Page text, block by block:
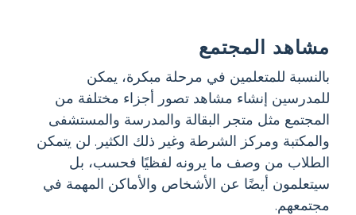
مشاهد المجتمع
بالنسبة للمتعلمين في مرحلة مبكرة، يمكن
للمدرسين إنشاء مشاهد تصور أجزاء مختلفة من
المجتمع مثل متجر البقالة والمدرسة والمستشفى
والمكتبة ومركز الشرطة وغير ذلك الكثير. لن يتمكن
الطلاب من وصف ما يرونه لفظيًا فحسب، بل
سيتعلمون أيضًا عن الأشخاص والأماكن المهمة في
مجتمعهم.